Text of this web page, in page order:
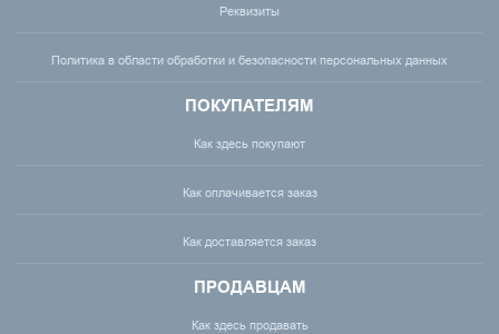
Реквизиты
Политика в области обработки и безопасности персональных данных
ПОКУПАТЕЛЯМ
Как здесь покупают
Как оплачивается заказ
Как доставляется заказ
ПРОДАВЦАМ
Как здесь продавать